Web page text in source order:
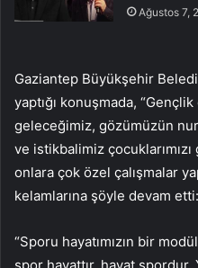
Ağustos 7,
Gaziantep Büyükşehir
yaptığı konuşmada,
geleceğimiz, gözümüzün
ve istikbalimiz
onlara çok özel çalışmalar
kelamlarına şöyle devam etti:
“Sporu hayatımızın bir